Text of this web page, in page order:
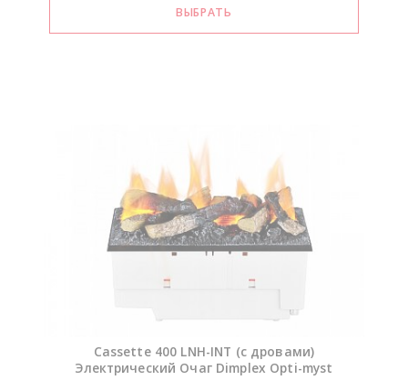
Cassette 400 LNH-INT (с дровами)
Электрический Очаг Dimplex Opti-myst